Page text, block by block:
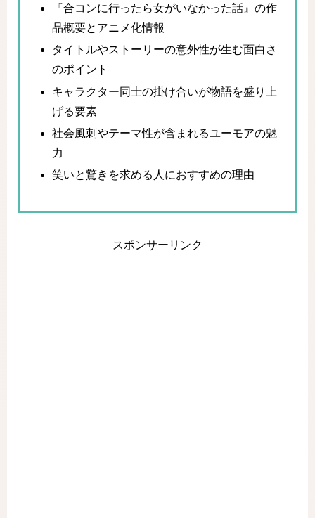
『合コンに行ったら女がいなかった話』の作
品概要とアニメ化情報
タイトルやストーリーの意外性が生む面白さ
のポイント
キャラクター同士の掛け合いが物語を盛り上
げる要素
社会風刺やテーマ性が含まれるユーモアの魅
力
笑いと驚きを求める人におすすめの理由
スポンサーリンク